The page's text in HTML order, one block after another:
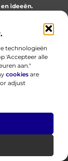
technologieën
'Accepteer alle
aan."
cookies are
adjust
ideeën.